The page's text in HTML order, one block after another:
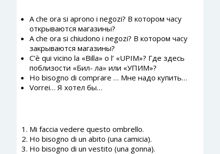
A che ora si aprono i negozi? В котором часу
открываются магазины?
A che ora si chiudono i negozi? В котором часу
закрываются магазины?
C’è qui vicino la «Billa» о l’ «UPIM»? Где здесь
поблизости «Бил- ла» или «УПИМ»?
Ho bisogno di comprare … Мне надо купить…
Vorrei… Я хотел бы…
Mi faccia vedere questo ombrello.
Ho bisogno di un abito (una camicia).
Ho bisogno di un vestito (una gonna).